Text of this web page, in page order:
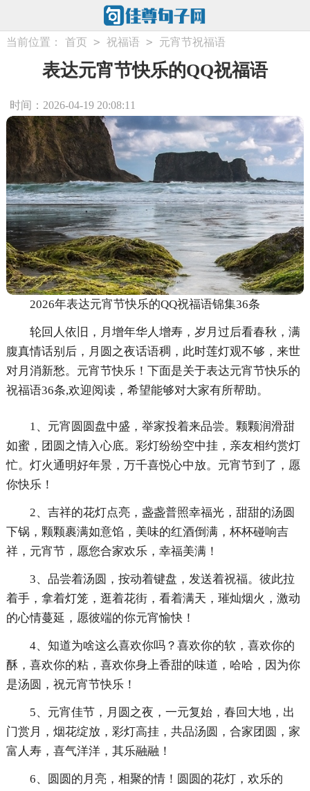
当前位置： 首页 > 祝福语 > 元宵节祝福语
表达元宵节快乐的QQ祝福语
时间：2026-04-19 20:08:11
2026年表达元宵节快乐的QQ祝福语锦集36条
轮回人依旧，月增年华人增寿，岁月过后看春秋，满
腹真情话别后，月圆之夜话语稠，此时莲灯观不够，来世
对月消新愁。元宵节快乐！下面是关于表达元宵节快乐的
祝福语36条,欢迎阅读，希望能够对大家有所帮助。
1、元宵圆圆盘中盛，举家投着来品尝。颗颗润滑甜
如蜜，团圆之情入心底。彩灯纷纷空中挂，亲友相约赏灯
忙。灯火通明好年景，万千喜悦心中放。元宵节到了，愿
你快乐！
2、吉祥的花灯点亮，盏盏普照幸福光，甜甜的汤圆
下锅，颗颗裹满如意馅，美味的红酒倒满，杯杯碰响吉
祥，元宵节，愿您合家欢乐，幸福美满！
3、品尝着汤圆，按动着键盘，发送着祝福。彼此拉
着手，拿着灯笼，逛着花街，看着满天，璀灿烟火，激动
的心情蔓延，愿彼端的你元宵愉快！
4、知道为啥这么喜欢你吗？喜欢你的软，喜欢你的
酥，喜欢你的粘，喜欢你身上香甜的味道，哈哈，因为你
是汤圆，祝元宵节快乐！
5、元宵佳节，月圆之夜，一元复始，春回大地，出
门赏月，烟花绽放，彩灯高挂，共品汤圆，合家团圆，家
富人寿，喜气洋洋，其乐融融！
6、圆圆的月亮，相聚的情！圆圆的花灯，欢乐的